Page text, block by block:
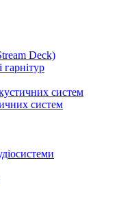
Deck)
систем
систем